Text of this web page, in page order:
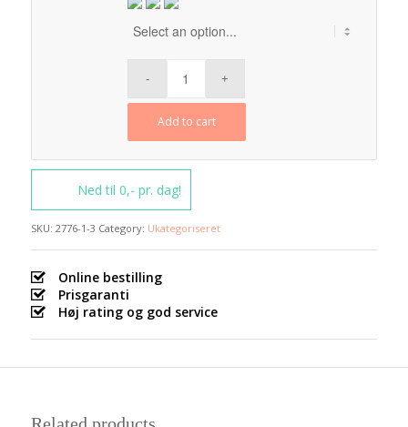
Add to cart
Ned til 0,- pr. dag!
SKU: 2776-1-3 Category: Ukategoriseret
Online bestilling
Prisgaranti
Høj rating og god service